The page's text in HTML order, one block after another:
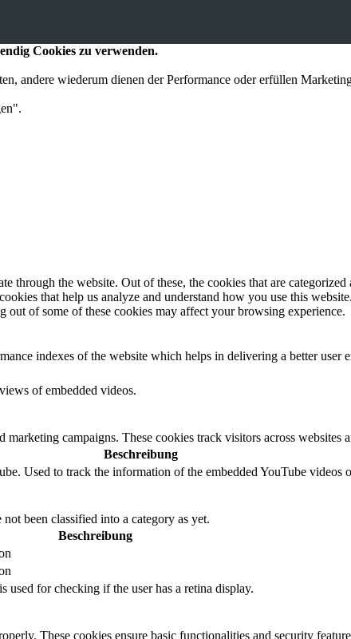
Cookies zu verwenden.
andere wiederum dienen der Performance oder erfüllen
the website. Out of these, the cookies that are categorized
that help us analyze and understand how you use this
of some of these cookies may affect your browsing experience.
indexes of the website which helps in delivering a better user
of embedded videos.
campaigns. These cookies track visitors across
Beschreibung
Used to track the information of the embedded YouTube videos
been classified into a category as yet.
Beschreibung
used for checking if the user has a retina display.
These cookies ensure basic functionalities and security